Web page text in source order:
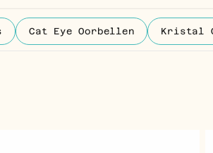
Cat Eye Oorbellen Kristal